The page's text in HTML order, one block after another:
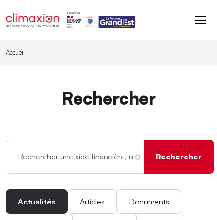
Accueil
Rechercher
Actualités Articles Documents